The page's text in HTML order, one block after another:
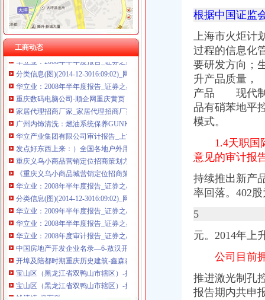
工商动态
钱清镇-搜百科
【鹿城区临江代理做账报税变更股权上门服务的图片】-鹿城临江易登网
南方媒：北京市君合律师事务所关于南方出版媒股份有限公司发行
华立业：2008年半年度报告_证券之星
分类信息(图)(2014-12-3016:09:02)_网易新闻
华立业：2008年半年度报告_证券之星
重庆数码电脑公司-顺企网重庆黄页
家居代理招商厂家_家居代理招商厂家/公司-阿里巴巴公司黄页
广州内饰清洗：燃油系统保养GUNKM2616-油箱及油管路清洗-广州
华立产业集团有限公司审计报告_上市公司_新浪财经_新浪网
发点好东西上来：）全国各地户外用品店详解-旅游（Travel）版-北大
重庆义乌小商品营销定位招商策划方案.doc
《重庆义乌小商品城营销定位招商策划方案》.doc
华立业：2008年半年度报告_证券之星
分类信息(图)(2014-12-3016:09:02)_网易新闻
华立业：2009年半年度报告_证券之星
华立业：2008年半年度报告_证券之星
华立业：2008年度审计报告_证券之星
中国房地产开发企业名录—6-敖汉开发区招商网-中国招商引资信
开埠及陪都时期重庆历史建筑-鑫森淼垚
宝山区（黑龙江省双鸭山市辖区）-搜百科
宝山区（黑龙江省双鸭山市辖区）-搜百科
钱清镇-搜百科
【鹿城区临江代理做账报税变更股权上门服务的图片】-鹿城临江易登网
根据中国证监
上海市火炬计
过程的信息化
要研发方向；
升产品质量
产品 现代制
品有硝苯地平
模式。
1.4天职国际
意见的审计报
持续推出新产
率回落。402
5
元。2014年上
公司目前拥
推进激光制孔
报告期内共申